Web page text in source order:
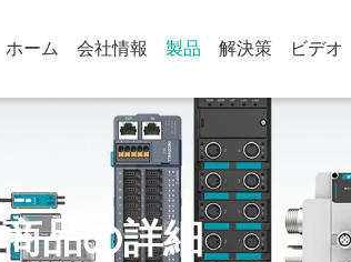
ホーム 会社情報 製品 解決策 ビデオ
商品の詳細